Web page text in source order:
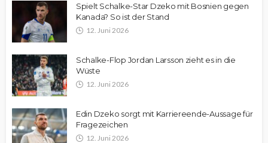
Spielt Schalke-Star Dzeko mit Bosnien gegen
Kanada? So ist der Stand
12. Juni 2026
Schalke-Flop Jordan Larsson zieht es in die
Wüste
12. Juni 2026
Edin Dzeko sorgt mit Karriereende-Aussage für
Fragezeichen
12. Juni 2026